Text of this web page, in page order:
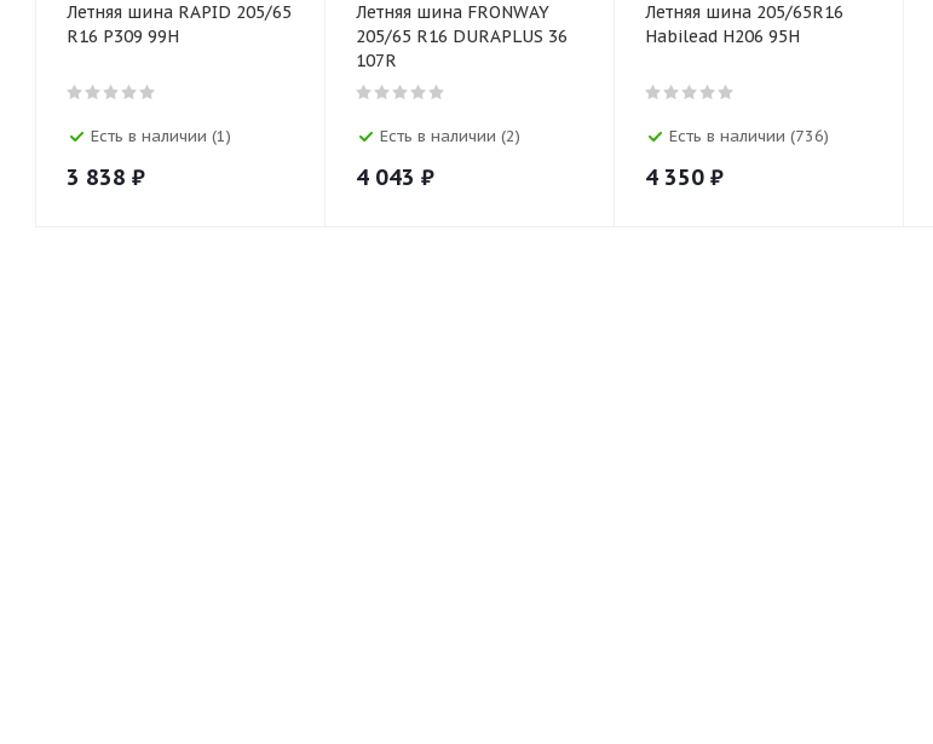
Летняя шина RAPID 205/65
R16 P309 99H
Есть в наличии (1)
3 838 ₽
Летняя шина FRONWAY
205/65 R16 DURAPLUS 36
107R
Есть в наличии (2)
4 043 ₽
Летняя шина 205/65R16
Habilead H206 95H
Есть в наличии (736)
4 350 ₽